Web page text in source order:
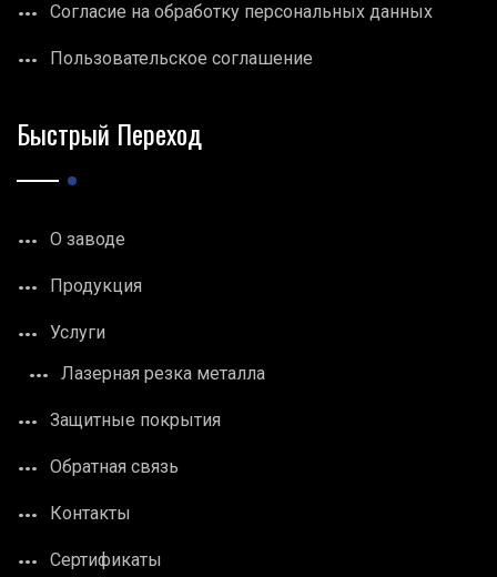
Согласие на обработку персональных данных
Пользовательское соглашение
Быстрый Переход
О заводе
Продукция
Услуги
Лазерная резка металла
Защитные покрытия
Обратная связь
Контакты
Сертификаты